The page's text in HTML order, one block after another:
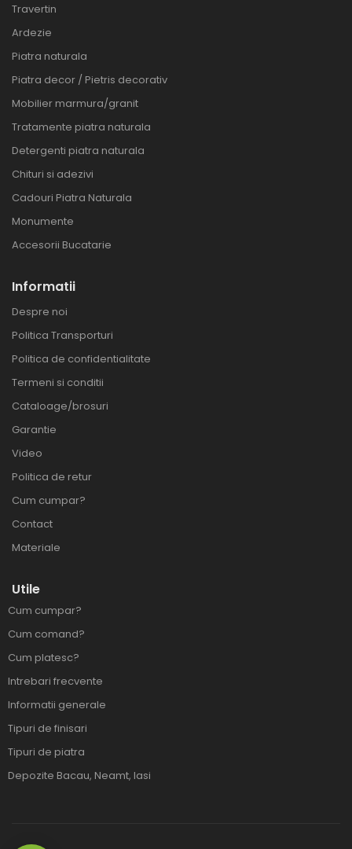
Travertin
Ardezie
Piatra naturala
Piatra decor / Pietris decorativ
Mobilier marmura/granit
Tratamente piatra naturala
Detergenti piatra naturala
Chituri si adezivi
Cadouri Piatra Naturala
Monumente
Accesorii Bucatarie
Informatii
Despre noi
Politica Transporturi
Politica de confidentialitate
Termeni si conditii
Cataloage/brosuri
Garantie
Video
Politica de retur
Cum cumpar?
Contact
Materiale
Utile
Cum cumpar?
Cum comand?
Cum platesc?
Intrebari frecvente
Informatii generale
Tipuri de finisari
Tipuri de piatra
Depozite Bacau, Neamt, Iasi